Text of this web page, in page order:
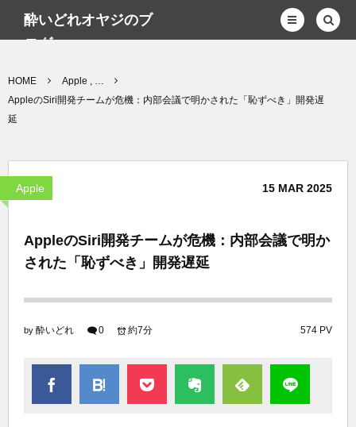
酔いどれオヤジのブ
ログwp
HOME
Apple , …
AppleのSiri開発チームが危機：内部会議で明かされた「恥ずべき」開発遅
延
Apple 15 MAR 2025
AppleのSiri開発チームが危機：内部会議で明か
された「恥ずべき」開発遅延
by 酔いどれ 0 574 PV
約7分